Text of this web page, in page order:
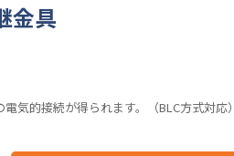
金具
気的接続が得られます。（BLC方式対応